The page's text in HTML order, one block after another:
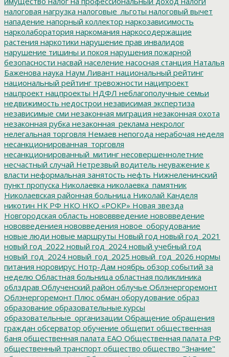
налоговая нагрузка налоговые_льготы налоговый вычет
нападение напорный коллектор наркозависимость
нарколаборатория наркомания наркосодержащие
растения наркотики нарушение прав инвалидов
нарушение тишины и покоя нарушения пожарной
безопасности насвай население насосная станция Наталья
Баженова наука Наум Ливант национальный рейтинг
национальный рейтинг тревожности наципроект
нацпроект нацпроекты НДФЛ неблагополучные семьи
недвижимость недострои независимая экспертиза
независимые сми незаконная миграция незаконная охота
незаконная рубка незаконная_реклама некролог
нелегальная торговля Немаев непогода нерабочая неделя
несанкционированная_торговля
несанкционированный_митинг несовершеннолетние
несчастный случай Нетрезвый водитель неуважение к
власти неформальная занятость нефть Нижнеленинский
пункт пропуска Николаевка николаевка_памятник
Николаевская районная больница Николай Канделя
никотин НК РФ НКО НКО «РОКР» Новая звезда
Новгородская область нововвведение нововведение
нововведениея нововведения новое_оборудование
новые люди новые маршруты Новый год новый год_2021
новый год_2022 новый год_2024 новый учебный год
новый_год_2024 новый_год_2025 новый_год_2026 нормы
питания норовирус Нотр-Дам ноябрь обзор событий за
неделю Областная больница областная поликлиника
облздрав Облученский район облучье Облэнергоремонт
Облэнергоремонт Плюс обман оборудование образ
образование образовательные курсы
образовательные_организации Обращение обращения
граждан обсерватор обучение общепит общественная
баня общественная палата ЕАО Общественная палата РФ
общественный транспорт общество общество "Знание"